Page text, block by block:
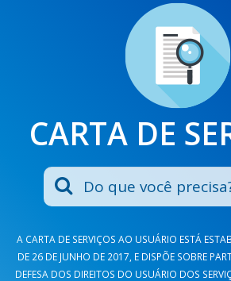
CARTA DE
A CARTA DE SERVIÇOS AO USUÁRIO ESTÁ
DE 26 DE JUNHO DE 2017, E DISPÕE SOBRE
DEFESA DOS DIREITOS DO USUÁRIO DOS